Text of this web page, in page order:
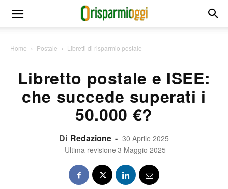
Home Postale Libretti di risparmio postale
Libretto postale e ISEE:
che succede superati i
50.000 €?
Di Redazione - 30 Aprile 2025
Ultima revisione 3 Maggio 2025